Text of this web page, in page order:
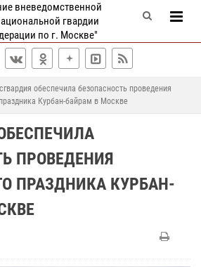
вневедомственной
гвардии
по г. Москве"
обеспечила безопасность проведения
Курбан-байрам в Москве
ПРОВЕДЕНИЯ
ПРАЗДНИКА КУРБАН-